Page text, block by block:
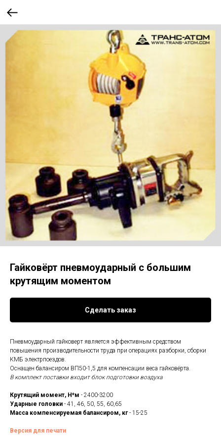
Гайковёрт пневмоударный с большим
крутящим моментом
Сделать заказ
Пневмоударный гайковерт является эффективным средством
повышения производительности труда при операциях разборки, сборки
КМБ электрпоездов.
Оснащен балансиром ВП50-1,5 для компенсации веса гайковёрта.
В комплект поставки входит блок подготовки воздуха
Крутящий момент, Н*м - 2400-3200
Ударные головки - 41, 46, 50, 55, 60,65
Масса компенсируемая балансиром, кг- 15-25
Версия для печати